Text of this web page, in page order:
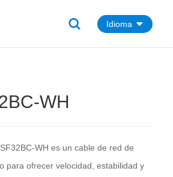
Idioma
WH
WH es un cable de red de
para ofrecer velocidad, estabilidad y